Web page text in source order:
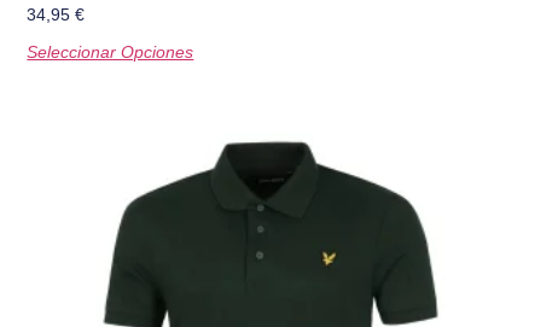
34,95€
Seleccionar Opciones